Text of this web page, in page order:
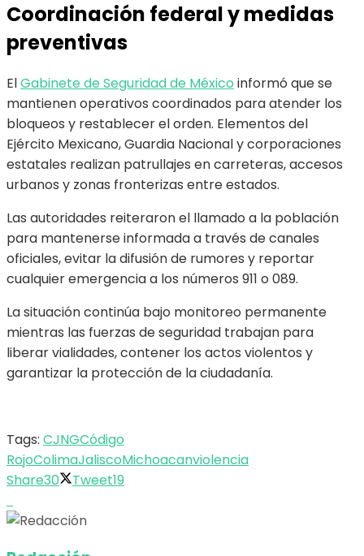
Coordinación federal y medidas
preventivas
ElGabinete de Seguridad de México informó que se
mantienen operativos coordinados para atender los
bloqueos y restablecer el orden. Elementos del
Ejército Mexicano, Guardia Nacional y corporaciones
estatales realizan patrullajes en carreteras, accesos
urbanos y zonas fronterizas entre estados.
Las autoridades reiteraron el llamado a la población
para mantenerse informada a través de canales
oficiales, evitar la difusión de rumores y reportar
cualquier emergencia a los números 911 o 089.
La situación continúa bajo monitoreo permanente
mientras las fuerzas de seguridad trabajan para
liberar vialidades, contener los actos violentos y
garantizar la protección de la ciudadanía.
Tags: CJNGCódigo
RojoColimaJaliscoMichoacanviolencia
Share30 Tweet19